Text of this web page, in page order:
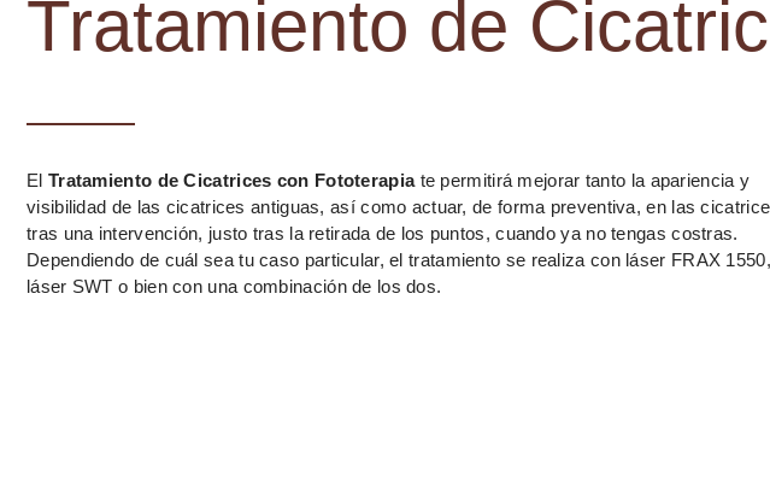
Tratamiento de
El Tratamiento de Cicatrices con Fototerapiate permitirá mejorar tanto la apariencia y
visibilidad de las cicatrices antiguas, así como actuar, de forma preventiva, en las
tras una intervención, justo tras la retirada de los puntos, cuando ya no tengas costras.
Dependiendo de cuál sea tu caso particular, el tratamiento se realiza con láser FRAX
láser SWT o bien con una combinación de los dos.